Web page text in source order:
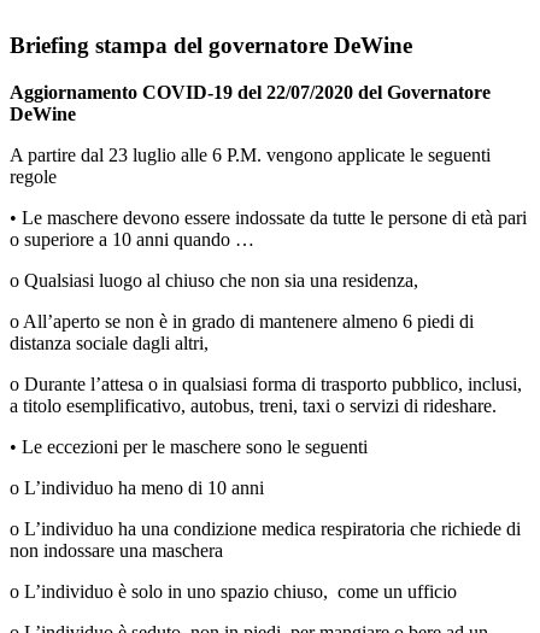
Briefing stampa del governatore DeWine
Aggiornamento COVID-19 del 22/07/2020 del Governatore
DeWine
A partire dal 23 luglio alle 6 P.M. vengono applicate le seguenti
regole
• Le maschere devono essere indossate da tutte le persone di età pari
o superiore a 10 anni quando …
o Qualsiasi luogo al chiuso che non sia una residenza,
o All’aperto se non è in grado di mantenere almeno 6 piedi di
distanza sociale dagli altri,
o Durante l’attesa o in qualsiasi forma di trasporto pubblico, inclusi,
a titolo esemplificativo, autobus, treni, taxi o servizi di rideshare.
• Le eccezioni per le maschere sono le seguenti
o L’individuo ha meno di 10 anni
o L’individuo ha una condizione medica respiratoria che richiede di
non indossare una maschera
o L’individuo è solo in uno spazio chiuso, come un ufficio